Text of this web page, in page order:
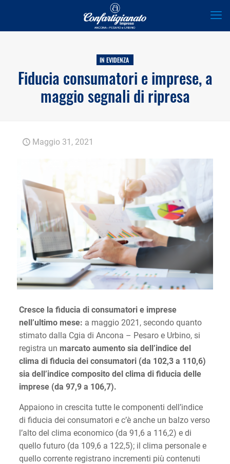
IN EVIDENZA
Fiducia consumatori e imprese, a
maggio segnali di ripresa
Maggio 31, 2021
Cresce la fiducia di consumatori e imprese
nell’ultimo mese: a maggio 2021, secondo quanto
stimato dalla Cgia di Ancona – Pesaro e Urbino, si
registra un marcato aumento sia dell’indice del
clima di fiducia dei consumatori (da 102,3 a 110,6)
sia dell’indice composito del clima di fiducia delle
imprese (da 97,9 a 106,7).
Appaiono in crescita tutte le componenti dell’indice
di fiducia dei consumatori e c’è anche un balzo verso
l’alto del clima economico (da 91,6 a 116,2) e di
quello futuro (da 109,6 a 122,5); il clima personale e
quello corrente registrano incrementi più contenuti